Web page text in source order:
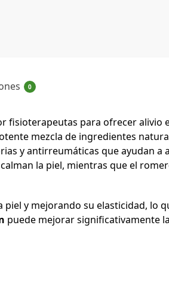
0
fisioterapeutas para ofrecer alivio
mezcla de ingredientes
y antirreumáticas que ayudan a
la piel, mientras que el
y mejorando su elasticidad, lo
puede mejorar significativamente